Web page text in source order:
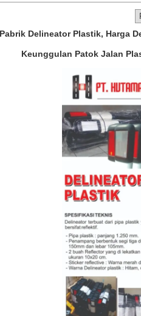
Pabrik Delineator Plastik, Harga
Keunggulan Patok Jalan